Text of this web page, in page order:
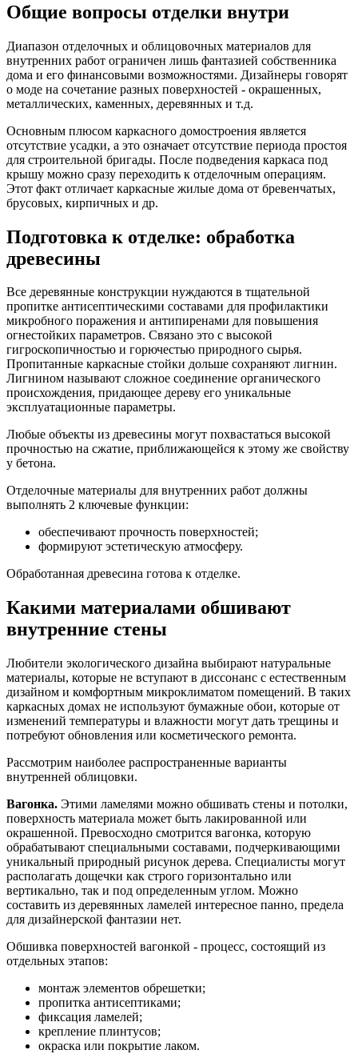
Общие вопросы отделки внутри
Диапазон отделочных и облицовочных материалов для
внутренних работ ограничен лишь фантазией собственника
дома и его финансовыми возможностями. Дизайнеры говорят
о моде на сочетание разных поверхностей - окрашенных,
металлических, каменных, деревянных и т.д.
Основным плюсом каркасного домостроения является
отсутствие усадки, а это означает отсутствие периода простоя
для строительной бригады. После подведения каркаса под
крышу можно сразу переходить к отделочным операциям.
Этот факт отличает каркасные жилые дома от бревенчатых,
брусовых, кирпичных и др.
Подготовка к отделке: обработка
древесины
Все деревянные конструкции нуждаются в тщательной
пропитке антисептическими составами для профилактики
микробного поражения и антипиренами для повышения
огнестойких параметров. Связано это с высокой
гигроскопичностью и горючестью природного сырья.
Пропитанные каркасные стойки дольше сохраняют лигнин.
Лигнином называют сложное соединение органического
происхождения, придающее дереву его уникальные
эксплуатационные параметры.
Любые объекты из древесины могут похвастаться высокой
прочностью на сжатие, приближающейся к этому же свойству
у бетона.
Отделочные материалы для внутренних работ должны
выполнять 2 ключевые функции:
обеспечивают прочность поверхностей;
формируют эстетическую атмосферу.
Обработанная древесина готова к отделке.
Какими материалами обшивают
внутренние стены
Любители экологического дизайна выбирают натуральные
материалы, которые не вступают в диссонанс с естественным
дизайном и комфортным микроклиматом помещений. В таких
каркасных домах не используют бумажные обои, которые от
изменений температуры и влажности могут дать трещины и
потребуют обновления или косметического ремонта.
Рассмотрим наиболее распространенные варианты
внутренней облицовки.
Вагонка. Этими ламелями можно обшивать стены и потолки,
поверхность материала может быть лакированной или
окрашенной. Превосходно смотрится вагонка, которую
обрабатывают специальными составами, подчеркивающими
уникальный природный рисунок дерева. Специалисты могут
располагать дощечки как строго горизонтально или
вертикально, так и под определенным углом. Можно
составить из деревянных ламелей интересное панно, предела
для дизайнерской фантазии нет.
Обшивка поверхностей вагонкой - процесс, состоящий из
отдельных этапов:
монтаж элементов обрешетки;
пропитка антисептиками;
фиксация ламелей;
крепление плинтусов;
окраска или покрытие лаком.